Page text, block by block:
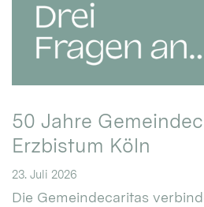
50 Jahre
Erzbistum Köln
23. Juli 2026
Die Gemeindecaritas